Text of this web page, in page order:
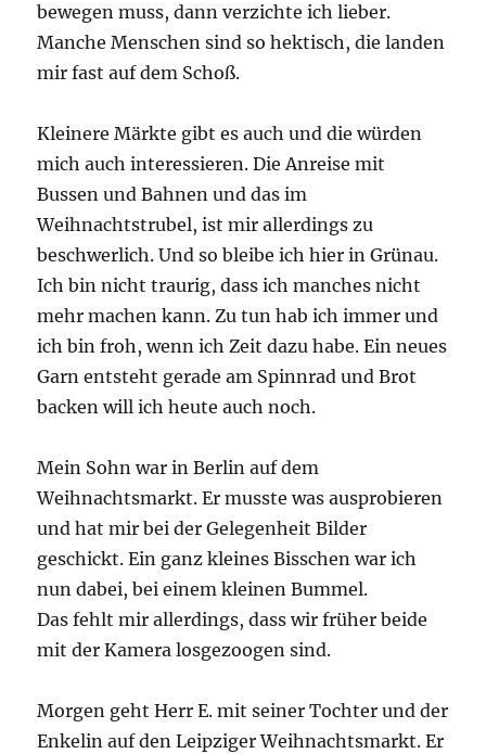
bewegen muss, dann verzichte ich lieber.
Manche Menschen sind so hektisch, die landen
mir fast auf dem Schoß.
Kleinere Märkte gibt es auch und die würden
mich auch interessieren. Die Anreise mit
Bussen und Bahnen und das im
Weihnachtstrubel, ist mir allerdings zu
beschwerlich. Und so bleibe ich hier in Grünau.
Ich bin nicht traurig, dass ich manches nicht
mehr machen kann. Zu tun hab ich immer und
ich bin froh, wenn ich Zeit dazu habe. Ein neues
Garn entsteht gerade am Spinnrad und Brot
backen will ich heute auch noch.
Mein Sohn war in Berlin auf dem
Weihnachtsmarkt. Er musste was ausprobieren
und hat mir bei der Gelegenheit Bilder
geschickt. Ein ganz kleines Bisschen war ich
nun dabei, bei einem kleinen Bummel.
Das fehlt mir allerdings, dass wir früher beide
mit der Kamera losgezoogen sind.
Morgen geht Herr E. mit seiner Tochter und der
Enkelin auf den Leipziger Weihnachtsmarkt. Er